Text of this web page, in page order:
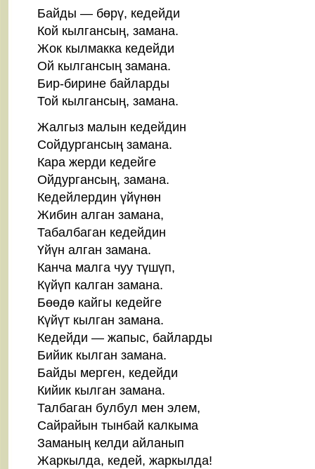
Байды — бөрү, кедейди
Кой кылгансың, замана.
Жок кылмакка кедейди
Ой кылгансың замана.
Бир-бирине байларды
Той кылгансың, замана.
Жалгыз малын кедейдин
Сойдургансың замана.
Кара жерди кедейге
Ойдургансың, замана.
Кедейлердин үйүнөн
Жибин алган замана,
Табалбаган кедейдин
Үйүн алган замана.
Канча малга чуу түшүп,
Күйүп калган замана.
Бөөдө кайгы кедейге
Күйүт кылган замана.
Кедейди — жапыс, байларды
Бийик кылган замана.
Байды мерген, кедейди
Кийик кылган замана.
Талбаган булбул мен элем,
Сайрайын тынбай калкыма
Заманың келди айланып
Жаркылда, кедей, жаркылда!